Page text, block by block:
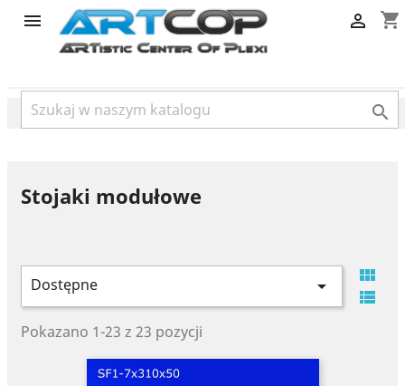
category
 shopping_cart


Stojaki modułowe
Dostępne 


Pokazano 1-23 z 23 pozycji